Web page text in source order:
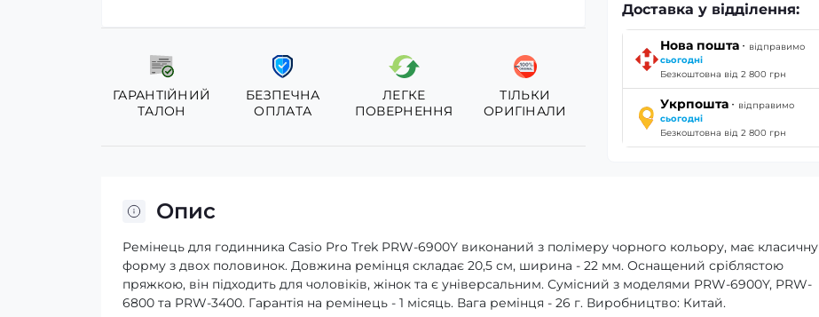
ГАРАНТІЙНИЙ
ТАЛОН
БЕЗПЕЧНА
ОПЛАТА
ЛЕГКЕ
ПОВЕРНЕННЯ
ТІЛЬКИ
ОРИГІНАЛИ
Доставка у відділення:
Нова пошта · відправимо
сьогодні
Безкоштовна від 2 800 грн
Укрпошта · відправимо
сьогодні
Безкоштовна від 2 800 грн
Опис
Ремінець для годинника Casio Pro Trek PRW-6900Y виконаний з полімеру чорного кольору, має класичну
форму з двох половинок. Довжина ремінця складає 20,5 см, ширина - 22 мм. Оснащений сріблястою
пряжкою, він підходить для чоловіків, жінок та є універсальним. Сумісний з моделями PRW-6900Y, PRW-
6800 та PRW-3400. Гарантія на ремінець - 1 місяць. Вага ремінця - 26 г. Виробництво: Китай.